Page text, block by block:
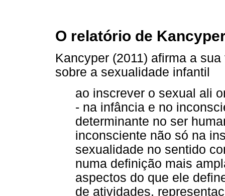
O relatório de
Kancyper (2011) afirma a
sobre a sexualidade infantil
ao inscrever o sexual ali
- na infância e no
determinante no ser
inconsciente não só na
sexualidade no sentido
numa definição mais
aspectos do que ele
de atividades,